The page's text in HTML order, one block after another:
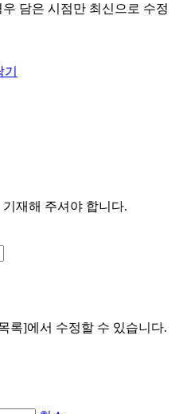
담은 시점만 최신으로 수정
재해 주셔야 합니다.
록]에서 수정할 수 있습니다.